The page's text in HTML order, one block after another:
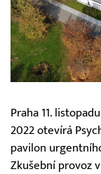
Praha 11.
2022 otevírá
pavilon
Zkušební provoz